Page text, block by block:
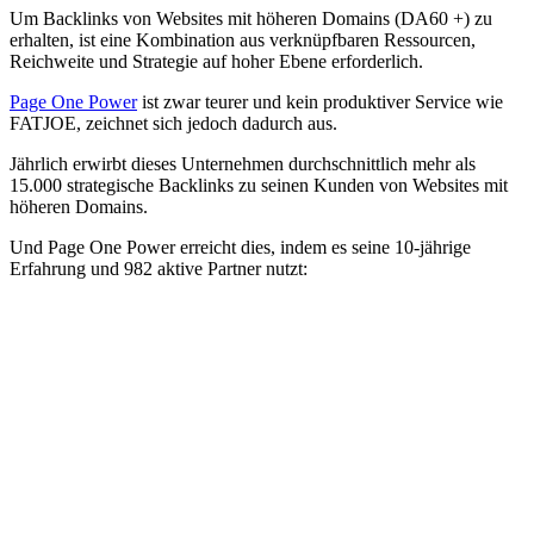
Um Backlinks von Websites mit höheren Domains (DA60 +) zu
erhalten, ist eine Kombination aus verknüpfbaren Ressourcen,
Reichweite und Strategie auf hoher Ebene erforderlich.
Page One Powerist zwar teurer und kein produktiver Service wie
FATJOE, zeichnet sich jedoch dadurch aus.
Jährlich erwirbt dieses Unternehmen durchschnittlich mehr als
15.000 strategische Backlinks zu seinen Kunden von Websites mit
höheren Domains.
Und Page One Power erreicht dies, indem es seine 10-jährige
Erfahrung und 982 aktive Partner nutzt: